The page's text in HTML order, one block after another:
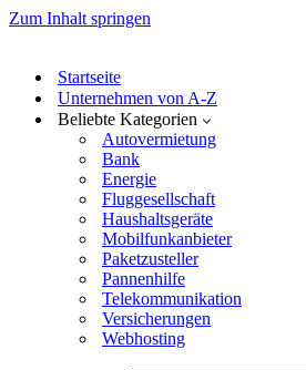
Zum Inhalt springen
Startseite
Unternehmen von A-Z
Beliebte Kategorien
Autovermietung
Bank
Energie
Fluggesellschaft
Haushaltsgeräte
Mobilfunkanbieter
Paketzusteller
Pannenhilfe
Telekommunikation
Versicherungen
Webhosting